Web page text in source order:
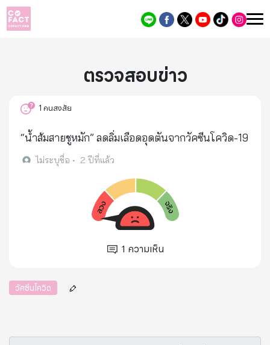
ตรวจสอบข่าว
1คนสงสัย
“น้ำส้มสายชูหมัก” ลดลิ่มเลือดอุดตันจากวัคซีนโควิด-19
ไม่ระบุชื่อ • 2 ปีที่แล้ว
1 ความเห็น
วัคซีนโควิด